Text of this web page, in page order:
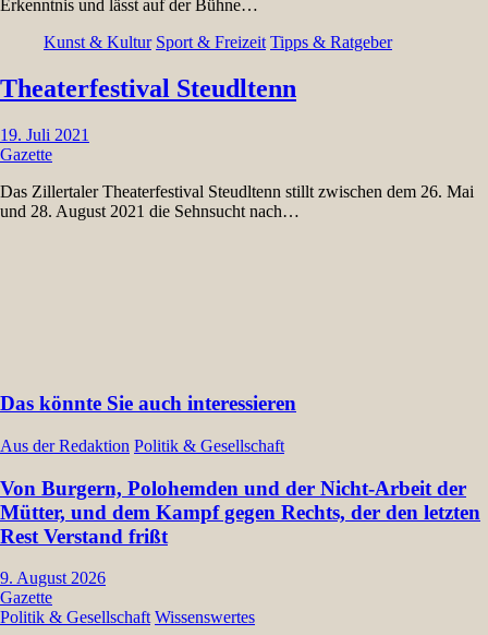
Erkenntnis und lässt auf der Bühne…
Kunst & Kultur Sport & Freizeit Tipps & Ratgeber
Theaterfestival Steudltenn
19. Juli 2021
Gazette
Das Zillertaler Theaterfestival Steudltenn stillt zwischen dem 26. Mai
und 28. August 2021 die Sehnsucht nach…
Das könnte Sie auch interessieren
Aus der Redaktion Politik & Gesellschaft
Von Burgern, Polohemden und der Nicht-Arbeit der
Mütter, und dem Kampf gegen Rechts, der den letzten
Rest Verstand frißt
9. August 2026
Gazette
Politik & Gesellschaft Wissenswertes